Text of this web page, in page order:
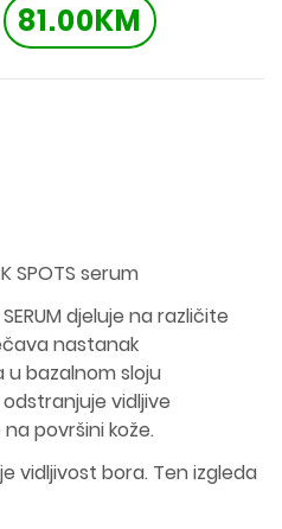
81.00KM
SPOTS serum
SERUM djeluje na različite
nastanak
u bazalnom sloju
vidljive
površini kože.
vidljivost bora. Ten izgleda